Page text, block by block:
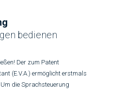
bedienen
Der zum Patent
(E.V.A.) ermöglicht erstmals
die Sprachsteuerung